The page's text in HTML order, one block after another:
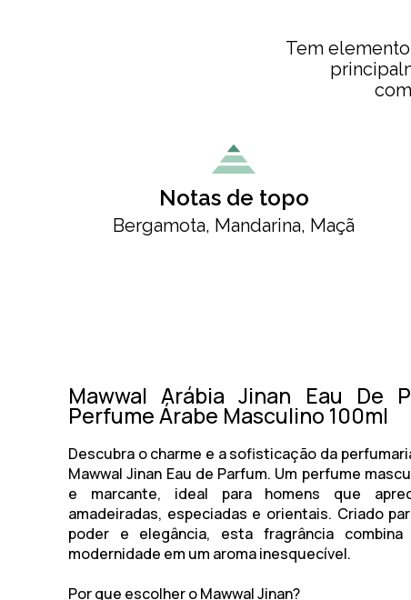
Tem
Notas de topo
Bergamota, Mandarina, Maçã
Mawwal Arábia Jinan Eau De
Perfume Árabe Masculino 100ml
Descubra o charme e a sofisticação da
Mawwal Jinan Eau de Parfum. Um perfume
e marcante, ideal para homens que
amadeiradas, especiadas e orientais. Criado
poder e elegância, esta fragrância
modernidade em um aroma inesquecível.
Por que escolher o Mawwal Jinan?